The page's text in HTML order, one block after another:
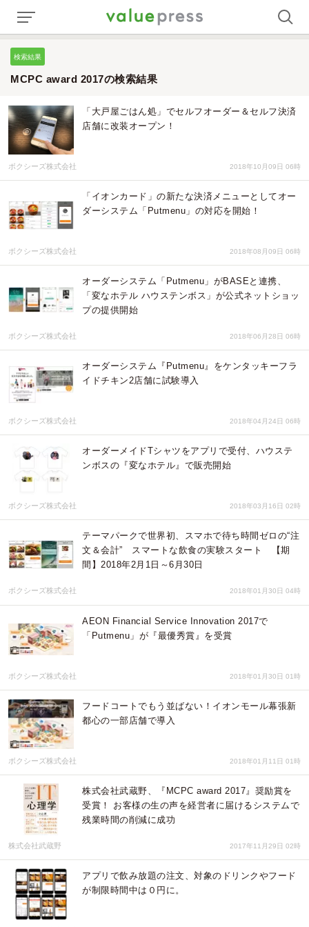
検索結果
MCPC award 2017の検索結果
「大戸屋ごはん処」でセルフオーダー＆セルフ決済
店舗に改装オープン！
ボクシーズ株式会社 2018年10月09日 06時
「イオンカード」の新たな決済メニューとしてオー
ダーシステム「Putmenu」の対応を開始！
ボクシーズ株式会社 2018年08月09日 06時
オーダーシステム「Putmenu」がBASEと連携、
「変なホテル ハウステンボス」が公式ネットショッ
プの提供開始
ボクシーズ株式会社 2018年06月28日 06時
オーダーシステム『Putmenu』をケンタッキーフラ
イドチキン2店舗に試験導入
ボクシーズ株式会社 2018年04月24日 06時
オーダーメイドTシャツをアプリで受付、ハウステ
ンボスの『変なホテル』で販売開始
ボクシーズ株式会社 2018年03月16日 02時
テーマパークで世界初、スマホで待ち時間ゼロの“注
文＆会計” スマートな飲食の実験スタート 【期
間】2018年2月1日～6月30日
ボクシーズ株式会社 2018年01月30日 04時
AEON Financial Service Innovation 2017で
「Putmenu」が『最優秀賞』を受賞
ボクシーズ株式会社 2018年01月30日 01時
フードコートでもう並ばない！イオンモール幕張新
都心の一部店舗で導入
ボクシーズ株式会社 2018年01月11日 01時
株式会社武蔵野、『MCPC award 2017』奨励賞を
受賞！ お客様の生の声を経営者に届けるシステムで
残業時間の削減に成功
株式会社武蔵野 2017年11月29日 02時
アプリで飲み放題の注文、対象のドリンクやフード
が制限時間中は０円に。